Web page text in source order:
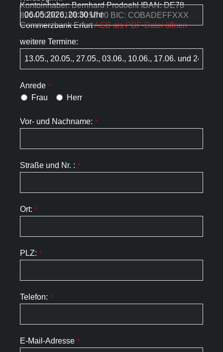
Kontoinhaber: Bernhard Prodoehl IBAN: DE78
8204 0000 0108 0050 00 BIC: COBADEFFXXX
Commerzbank ErfurtAGB als PDF-Datei öffnen
weitere Termine:
Anrede *
Frau Herr
Vor- und Nachname: *
Straße und Nr. : *
Ort: *
PLZ: *
Telefon: *
E-Mail-Adresse *